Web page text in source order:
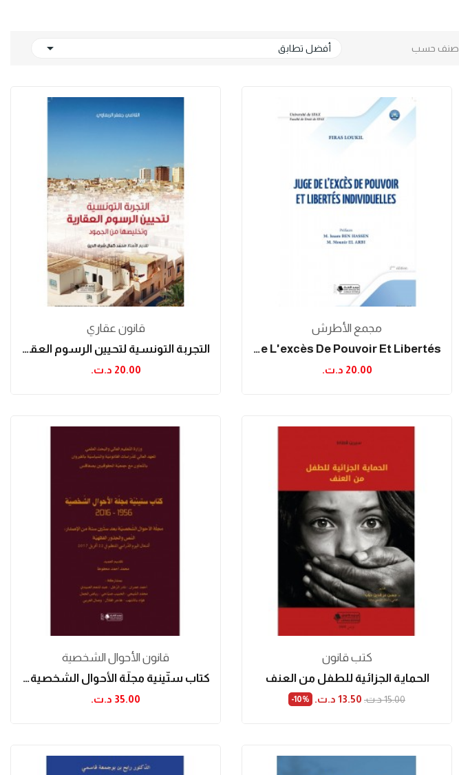
صنف حسب أفضل تطابق 
مجمع الأطرش
Juge De L'excès De Pouvoir Et Libertés...
20.00 د.ت.‏
قانون عقاري
التجربة التونسية لتحيين الرسوم العقارية
20.00 د.ت.‏
كتب قانون
الحماية الجزائية للطفل من العنف
15.00 د.ت.‏ 13.50 د.ت.‏ ‎-10%
قانون الأحوال الشخصية
كتاب ستّينية مجلّة الأحوال الشخصية 1956-2016
35.00 د.ت.‏